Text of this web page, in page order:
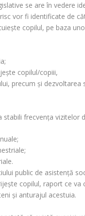
se are în vedere
vor fi identificate de
copilul, pe baza
copilul/copiii,
precum și
frecvenţa vizitelor
public de asistență
copilul, raport ce
și anturajul acestuia.